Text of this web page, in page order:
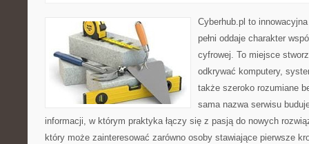
Cyberhub.pl to
pełni oddaje charakter
cyfrowej. To miejsce
odkrywać komputery,
także szeroko rozumiane
sama nazwa serwisu
informacji, w którym praktyka łączy się z pasją do nowych
który może zainteresować zarówno osoby stawiające pierwsze